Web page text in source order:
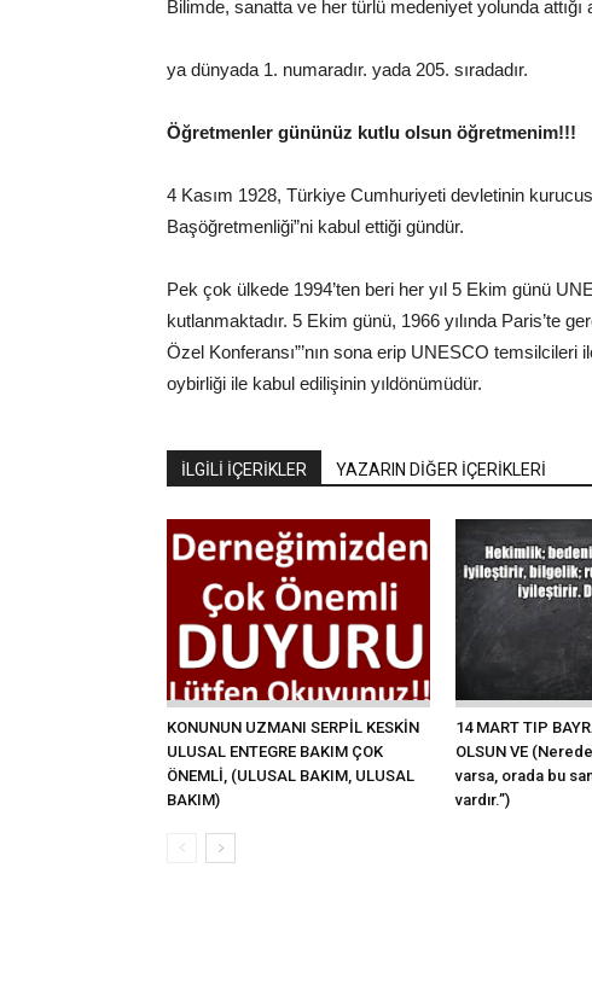
Bilimde, sanatta ve her türlü medeniyet yolunda attığı
ya dünyada 1. numaradır. yada 205. sıradadır.
Öğretmenler gününüz kutlu olsun öğretmenim!!!
4 Kasım 1928, Türkiye Cumhuriyeti devletinin
Başöğretmenliği”ni kabul ettiği gündür.
Pek çok ülkede 1994’ten beri her yıl 5 Ekim günü
kutlanmaktadır. 5 Ekim günü, 1966 yılında Paris’te
Özel Konferansı”’nın sona erip UNESCO temsilcileri
oybirliği ile kabul edilişinin yıldönümüdür.
İLGİLİ İÇERİKLER YAZARIN DİĞER İÇERİKLERİ
KONUNUN UZMANI SERPİL KESKİN
ULUSAL ENTEGRE BAKIM ÇOK
ÖNEMLİ, (ULUSAL BAKIM, ULUSAL
BAKIM)
14 MART TIP
OLSUN VE
varsa, orada bu
vardır.”)